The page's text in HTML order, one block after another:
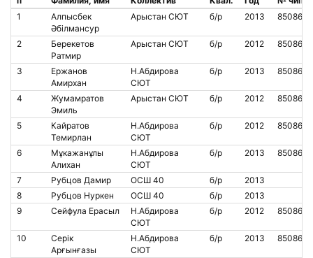
1
Алпысбек
Әбілмансур
Арыстан СЮТ б/р 2013 8508607
2
Берекетов
Ратмир
Арыстан СЮТ б/р 2012 8508604
3
Ержанов
Амирхан
Н.Абдирова
СЮТ
б/р 2013 8508615
4
Жумамратов
Эмиль
Арыстан СЮТ б/р 2012 8508605
5
Кайратов
Темирлан
Н.Абдирова
СЮТ
б/р 2012 8508618
6
Мұкажанұлы
Алихан
Н.Абдирова
СЮТ
б/р 2013 8508614
7 Рубцов Дамир ОСШ 40 б/р
2013
8
Рубцов Нуркен ОСШ 40 б/р
2013
9
Сейфула Ерасыл
Н.Абдирова
СЮТ
б/р 2012 8508617
10
Серік
Арғынғазы
Н.Абдирова
СЮТ
б/р 2013 8508620